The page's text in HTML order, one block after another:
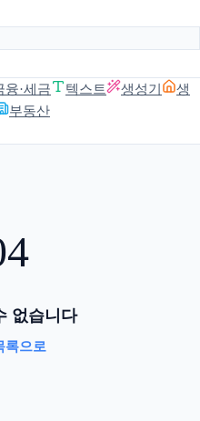
융·세금 텍스트 생성기
생
부동산
없습니다
록으로